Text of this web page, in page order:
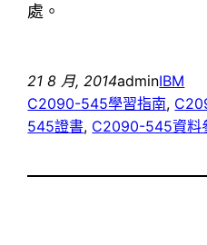
處。
21 8 月, 2014adminIBM
C2090-545學習指南,
545證書, C2090-545資料